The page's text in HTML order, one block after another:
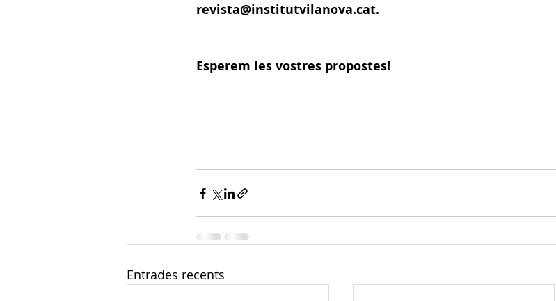
revista@institutvilanova.cat.
Esperem les vostres propostes!
Entrades recents